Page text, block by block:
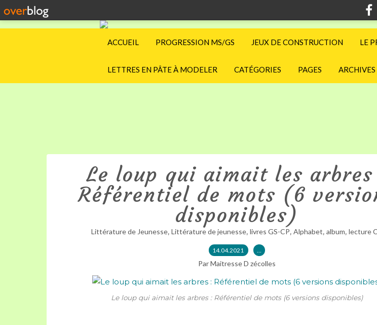
ACCUEIL PROGRESSION MS/GS JEUX DE CONSTRUCTION LE
LETTRES EN PÂTE À MODELER CATÉGORIES PAGES ARCHIVES
Le loup qui aimait les
Référentiel de mots (6
disponibles)
Littérature de Jeunesse, Littérature de jeunesse, livres GS-CP, Alphabet, album, lecture
14.04.2021 …
Par Maitresse D zécolles
Le loup qui aimait les arbres : Référentiel de mots (6 versions disponibles)